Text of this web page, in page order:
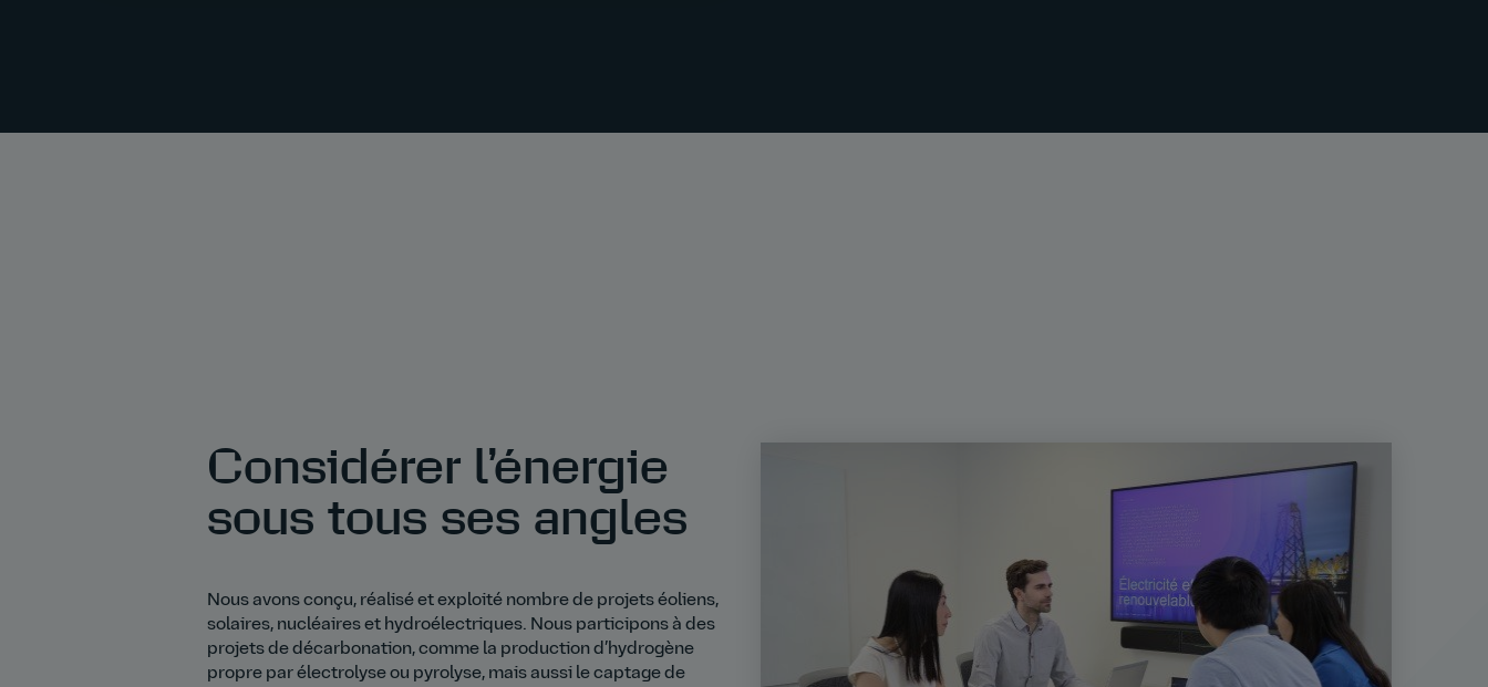
Considérer l’énergie
sous tous ses angles
Nous avons conçu, réalisé et exploité nombre de projets éoliens,
solaires, nucléaires et hydroélectriques. Nous participons à des
projets de décarbonation, comme la production d’hydrogène
propre par électrolyse ou pyrolyse, mais aussi le captage de